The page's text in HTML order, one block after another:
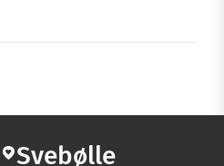
Svebølle